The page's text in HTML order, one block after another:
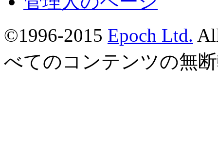
©1996-2015 Epoch Ltd.
べてのコンテンツの無